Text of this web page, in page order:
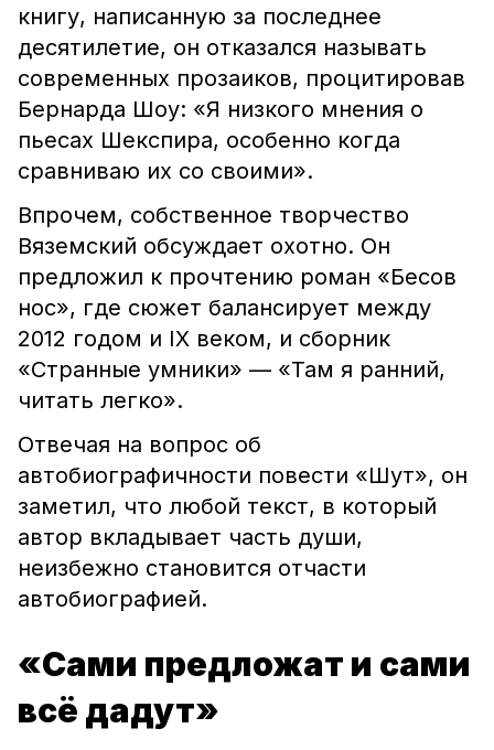
книгу, написанную за последнее
десятилетие, он отказался называть
современных прозаиков, процитировав
Бернарда Шоу: «Я низкого мнения о
пьесах Шекспира, особенно когда
сравниваю их со своими».
Впрочем, собственное творчество
Вяземский обсуждает охотно. Он
предложил к прочтению роман «Бесов
нос», где сюжет балансирует между
2012 годом и IX веком, и сборник
«Странные умники» — «Там я ранний,
читать легко».
Отвечая на вопрос об
автобиографичности повести «Шут», он
заметил, что любой текст, в который
автор вкладывает часть души,
неизбежно становится отчасти
автобиографией.
«Сами предложат и сами
всё дадут»